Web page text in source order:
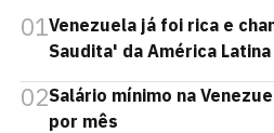
01Venezuela já foi rica e
Saudita' da América Latina
02Salário mínimo na
por mês